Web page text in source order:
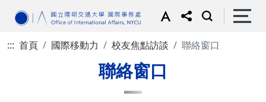
::: 首頁 國際移動力 校友焦點訪談 聯絡窗口
聯絡窗口